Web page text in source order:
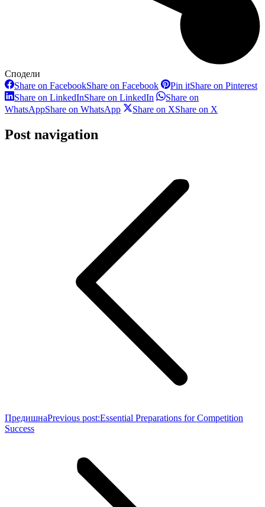
Сподели
Share on FacebookShare on Facebook Pin itShare on Pinterest
Share on LinkedInShare on LinkedIn
Share on
WhatsAppShare on WhatsApp Share on XShare on X
Post navigation
ПредишнаPrevious post:Essential Preparations for Competition
Success